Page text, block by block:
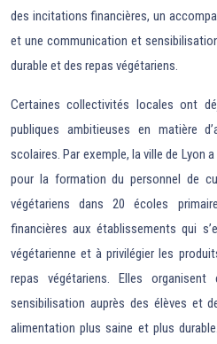
des incitations financières, un
et une communication et
durable et des repas végétariens.
Certaines collectivités locales ont
publiques ambitieuses en matière
scolaires. Par exemple, la ville de Lyon
pour la formation du personnel de
végétariens dans 20 écoles
financières aux établissements qui
végétarienne et à privilégier les
repas végétariens. Elles
sensibilisation auprès des élèves et
alimentation plus saine et plus